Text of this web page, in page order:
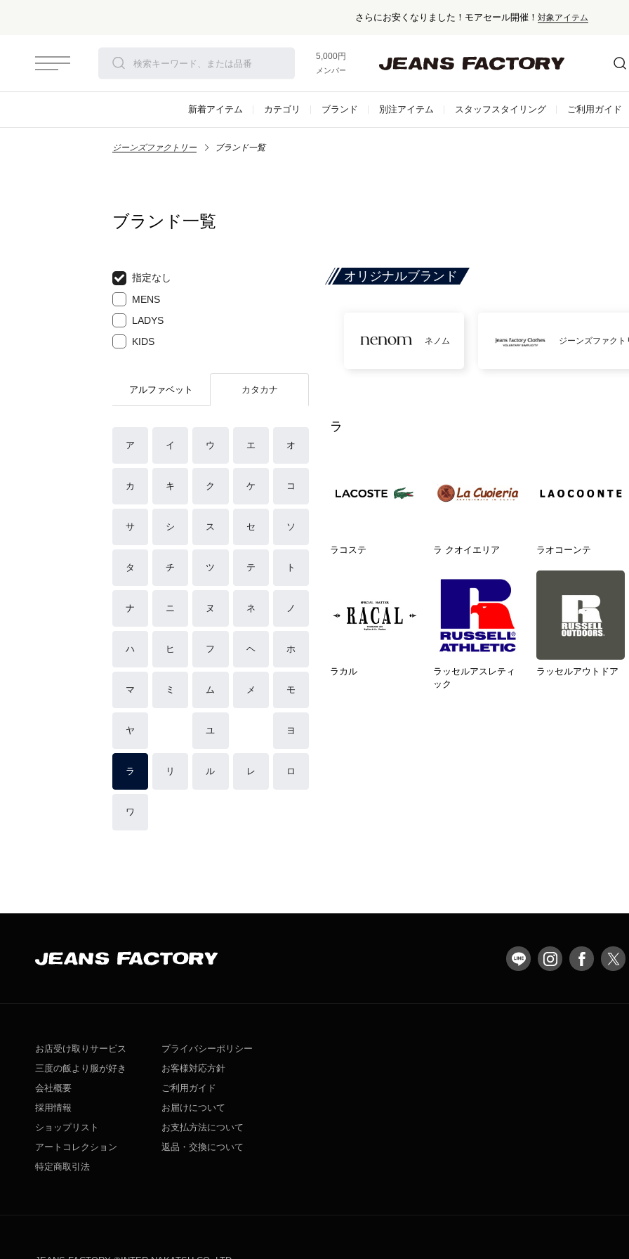
さらにお安くなりました！モアセール開催！ 対象アイテム
5,000円以上お買い上げで送料無料！
メンバー登録でお得な情報をゲット。さらに詳しく
新着アイテム カテゴリ ブランド 別注アイテム スタッフスタイリング ご利用ガイド
ジーンズファクトリー ブランド一覧
ブランド一覧
指定なし
MENS
LADYS
KIDS
アルファベット カタカナ
ア イ ウ エ オ
カ キ ク ケ コ
サ シ ス セ ソ
タ チ ツ テ ト
ナ ニ ヌ ネ ノ
ハ ヒ フ ヘ ホ
マ ミ ム メ モ
ヤ ユ ヨ
ラ リ ル レ ロ
ワ
オリジナルブランド
ネノム ジーンズファクト
ラ
ラコステ ラ クオイエリア ラオコーンテ
ラカル
ラッセルアスレティ
ック
ラッセルアウトドア
お店受け取りサービス
三度の飯より服が好き
会社概要
採用情報
ショップリスト
アートコレクション
特定商取引法
プライバシーポリシー
お客様対応方針
ご利用ガイド
お届けについて
お支払方法について
返品・交換について